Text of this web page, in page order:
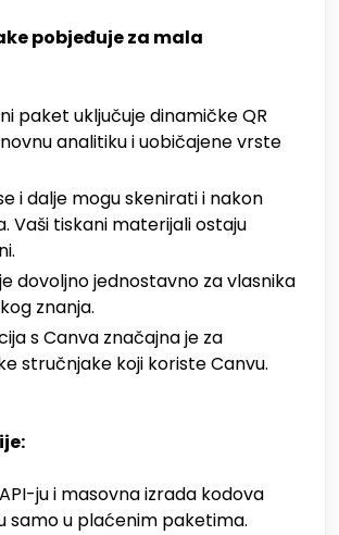
pobjeđuje za mala
paket uključuje dinamičke QR
analitiku i uobičajene vrste
i dalje mogu skenirati i nakon
Vaši tiskani materijali ostaju
dovoljno jednostavno za vlasnika
znanja.
s Canva značajna je za
stručnjake koji koriste Canvu.
ju i masovna izrada kodova
samo u plaćenim paketima.